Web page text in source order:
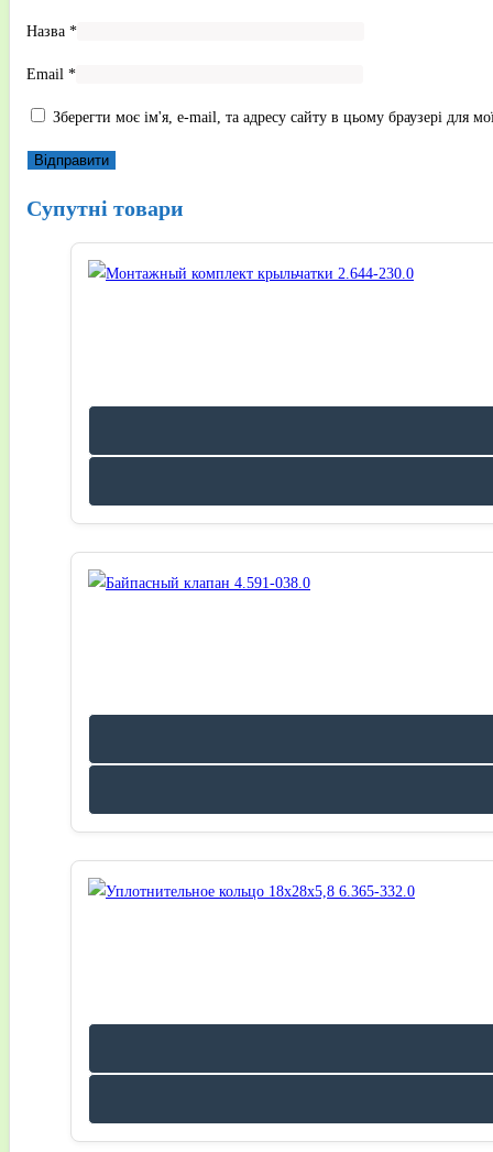
Назва *
Email *
Зберегти моє ім'я, e-mail, та адресу сайту в цьому браузері для
Супутні товари